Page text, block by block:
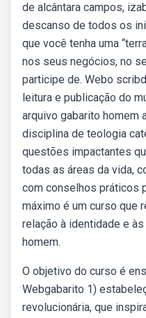
de alcântara campos,
descanso de todos os
que você tenha uma
nos seus negócios, no
participe de. Webo
leitura e publicação do
arquivo gabarito homem
disciplina de teologia
questões impactantes
todas as áreas da vida,
com conselhos práticos
máximo é um curso que
relação à identidade e
homem.
O objetivo do curso é
Webgabarito 1)
revolucionária, que